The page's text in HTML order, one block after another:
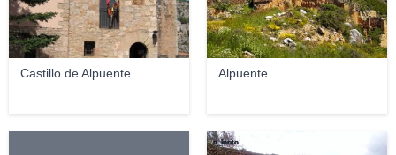
Castillo de Alpuente Alpuente
n_lorito